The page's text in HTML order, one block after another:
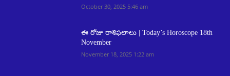
October 30, 2025 5:46 am
ఈ రోజు రాశిఫలాలు | Today’s Horoscope 18th
November
November 18, 2025 1:22 am